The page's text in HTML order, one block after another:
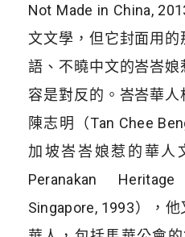
Not Made in China,
文文學，但它封面用
語、不曉中文的峇峇
容是對反的。峇峇華
陳志明（Tan Chee
加坡峇峇娘惹的華人
Peranakan
Singapore, 1993），